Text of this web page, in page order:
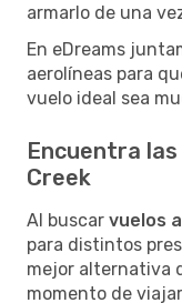
armarlo de una
En eDreams
aerolíneas para
vuelo ideal sea
Encuentra
Creek
Al buscar vuelos
para distintos
mejor alternativa
momento de